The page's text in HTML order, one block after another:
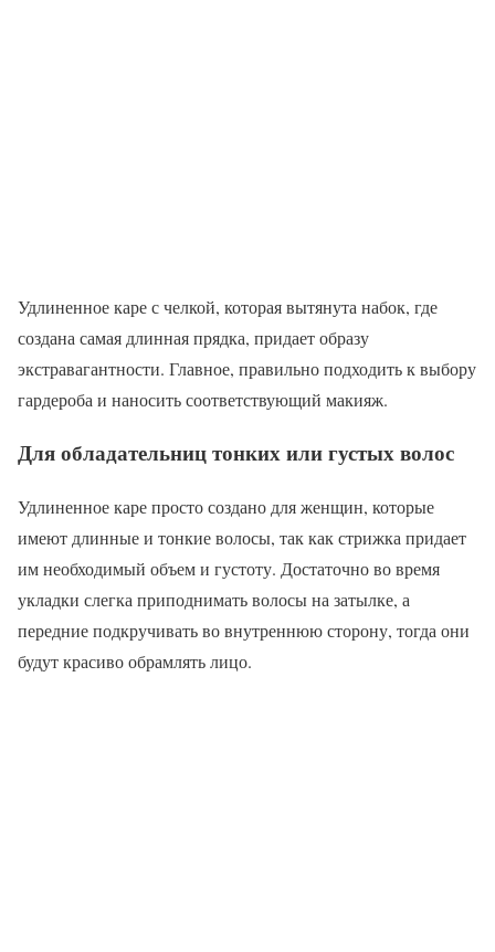
Удлиненное каре с челкой, которая вытянута набок, где
создана самая длинная прядка, придает образу
экстравагантности. Главное, правильно подходить к выбору
гардероба и наносить соответствующий макияж.
Для обладательниц тонких или густых волос
Удлиненное каре просто создано для женщин, которые
имеют длинные и тонкие волосы, так как стрижка придает
им необходимый объем и густоту. Достаточно во время
укладки слегка приподнимать волосы на затылке, а
передние подкручивать во внутреннюю сторону, тогда они
будут красиво обрамлять лицо.